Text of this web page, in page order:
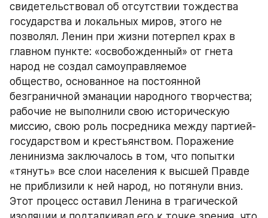
свидетельствовал об отсутствии тождества
государства и локальных миров, этого не
позволял. Ленин при жизни потерпел крах в
главном пункте: «освобожденный» от гнета
народ не создал самоуправляемое
общество, основанное на постоянной
безграничной эманации народного творчества;
рабочие не выполнили свою историческую
миссию, свою роль посредника между партией-
государством и крестьянством. Поражение
ленинизма заключалось в том, что попытки
«тянуть» все слои населения к высшей Правде
не приблизили к ней народ, но потянули вниз.
Этот процесс оставил Ленина в трагической